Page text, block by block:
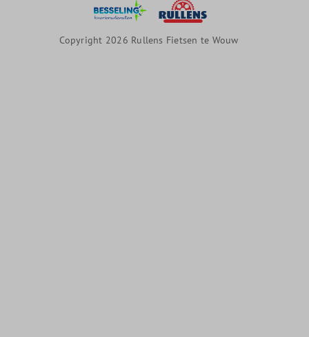
Copyright 2026 Rullens Fietsen te Wouw